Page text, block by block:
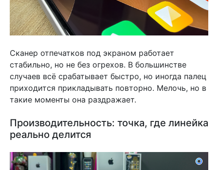
Сканер отпечатков под экраном работает
стабильно, но не без огрехов. В большинстве
случаев всё срабатывает быстро, но иногда палец
приходится прикладывать повторно. Мелочь, но в
такие моменты она раздражает.
Производительность: точка, где линейка
реально делится